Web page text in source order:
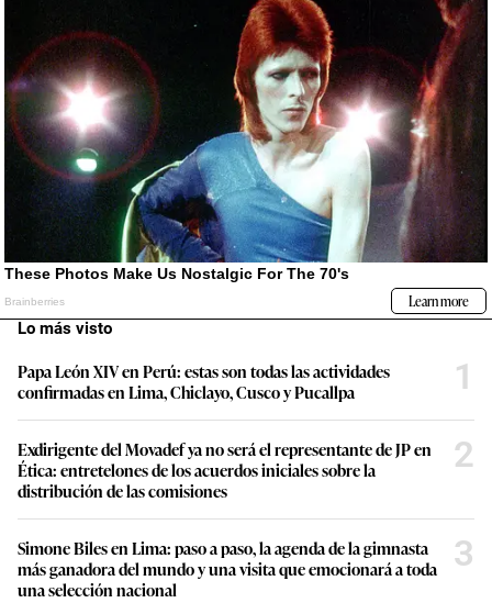
Lo más visto
Papa León XIV en Perú: estas son todas las actividades
confirmadas en Lima, Chiclayo, Cusco y Pucallpa
1
Exdirigente del Movadef ya no será el representante de JP en
Ética: entretelones de los acuerdos iniciales sobre la
distribución de las comisiones
2
Simone Biles en Lima: paso a paso, la agenda de la gimnasta
más ganadora del mundo y una visita que emocionará a toda
una selección nacional
3